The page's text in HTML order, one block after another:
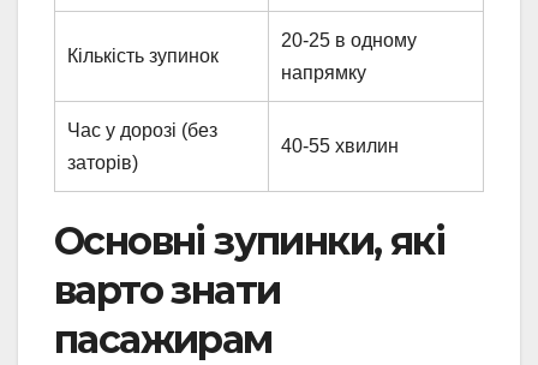
Кількість зупинок
20-25 в одному
напрямку
Час у дорозі (без
заторів)
40-55 хвилин
Основні зупинки, які
варто знати
пасажирам